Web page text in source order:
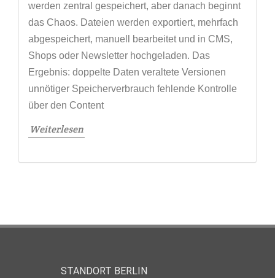
werden zentral gespeichert, aber danach beginnt
das Chaos. Dateien werden exportiert, mehrfach
abgespeichert, manuell bearbeitet und in CMS,
Shops oder Newsletter hochgeladen. Das
Ergebnis: doppelte Daten veraltete Versionen
unnötiger Speicherverbrauch fehlende Kontrolle
über den Content
Weiterlesen
STANDORT BERLIN